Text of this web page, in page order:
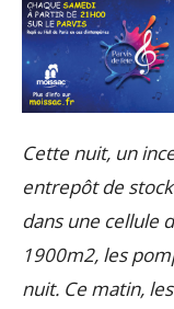
Cette nuit, un
entrepôt de
dans une cellule
1900m2, les
nuit. Ce matin,